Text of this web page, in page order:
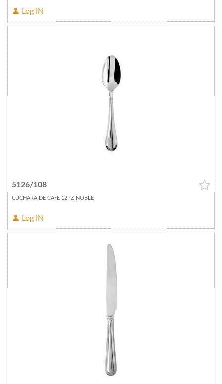
Log IN
5126/108
CUCHARA DE CAFE 12PZ NOBLE
Log IN